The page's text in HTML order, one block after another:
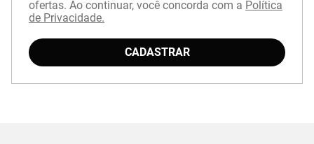
Baixe o aplicativo Mizuno e garanta15% OFF
ofertas. Ao continuar, você concorda com a Política
de Privacidade.
CADASTRAR